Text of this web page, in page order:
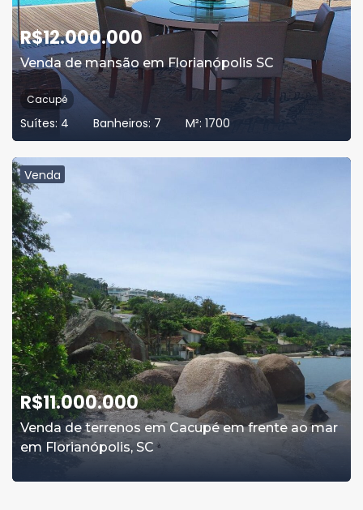
R$12.000.000
Venda de mansão em Florianópolis SC
Cacupé
Suítes: 4 Banheiros: 7 M²: 1700
Venda
R$11.000.000
Venda de terrenos em Cacupé em frente ao mar
em Florianópolis, SC